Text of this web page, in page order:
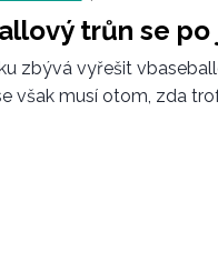
trůn se
zbývá vyřešit
však musí otom, zda